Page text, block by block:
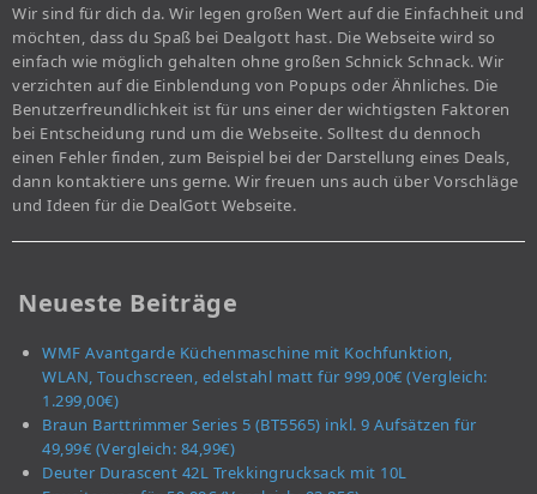
Wir sind für dich da. Wir legen großen Wert auf die Einfachheit und
möchten, dass du Spaß bei Dealgott hast. Die Webseite wird so
einfach wie möglich gehalten ohne großen Schnick Schnack. Wir
verzichten auf die Einblendung von Popups oder Ähnliches. Die
Benutzerfreundlichkeit ist für uns einer der wichtigsten Faktoren
bei Entscheidung rund um die Webseite. Solltest du dennoch
einen Fehler finden, zum Beispiel bei der Darstellung eines Deals,
dann kontaktiere uns gerne. Wir freuen uns auch über Vorschläge
und Ideen für die DealGott Webseite.
Neueste Beiträge
WMF Avantgarde Küchenmaschine mit Kochfunktion,
WLAN, Touchscreen, edelstahl matt für 999,00€ (Vergleich:
1.299,00€)
Braun Barttrimmer Series 5 (BT5565) inkl. 9 Aufsätzen für
49,99€ (Vergleich: 84,99€)
Deuter Durascent 42L Trekkingrucksack mit 10L